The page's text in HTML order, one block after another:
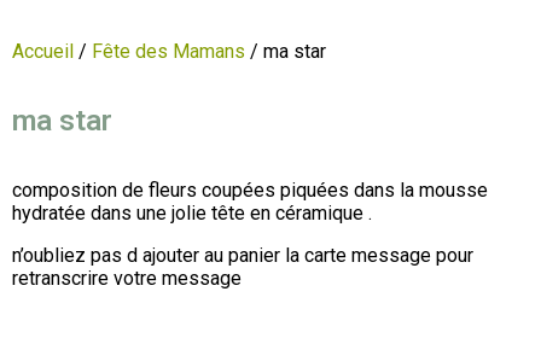
Accueil / Fête des Mamans / ma star
ma star
composition de fleurs coupées piquées dans la mousse
hydratée dans une jolie tête en céramique .
n’oubliez pas d ajouter au panier la carte message pour
retranscrire votre message